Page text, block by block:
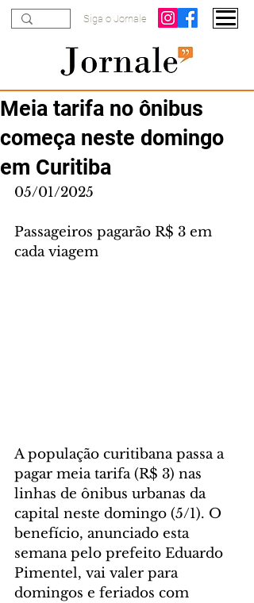
Siga o Jornale
Meia tarifa no ônibus
começa neste domingo
em Curitiba
05/01/2025
Passageiros pagarão R$ 3 em
cada viagem
A população curitibana passa a
pagar meia tarifa (R$ 3) nas
linhas de ônibus urbanas da
capital neste domingo (5/1). O
benefício, anunciado esta
semana pelo prefeito Eduardo
Pimentel, vai valer para
domingos e feriados com